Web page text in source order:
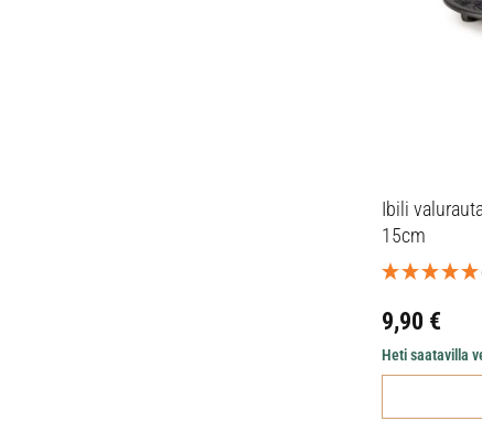
Ibili
15cm
9,90 €
Heti saatavilla